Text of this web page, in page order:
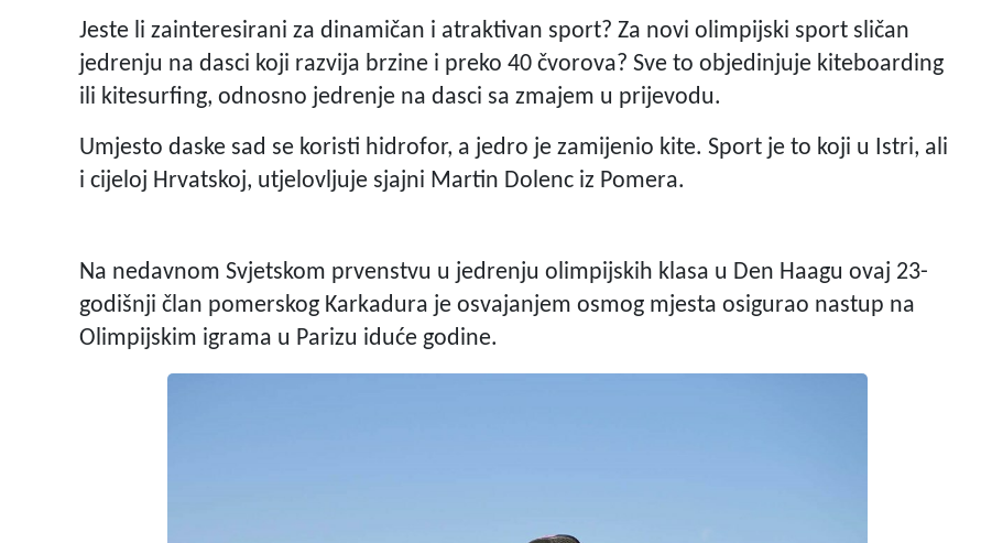
Jeste li zainteresirani za dinamičan i atraktivan sport? Za novi olimpijski sport sličan
jedrenju na dasci koji razvija brzine i preko 40 čvorova? Sve to objedinjuje kiteboarding
ili kitesurfing, odnosno jedrenje na dasci sa zmajem u prijevodu.
Umjesto daske sad se koristi hidrofor, a jedro je zamijenio kite. Sport je to koji u Istri, ali
i cijeloj Hrvatskoj, utjelovljuje sjajni Martin Dolenc iz Pomera.
Na nedavnom Svjetskom prvenstvu u jedrenju olimpijskih klasa u Den Haagu ovaj 23-
godišnji član pomerskog Karkadura je osvajanjem osmog mjesta osigurao nastup na
Olimpijskim igrama u Parizu iduće godine.